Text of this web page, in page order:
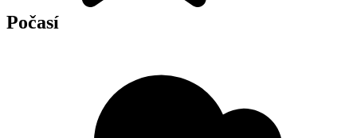
Počasí